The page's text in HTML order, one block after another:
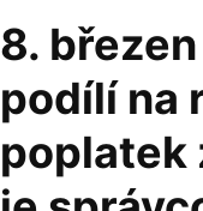
8.
podílí na
poplatek